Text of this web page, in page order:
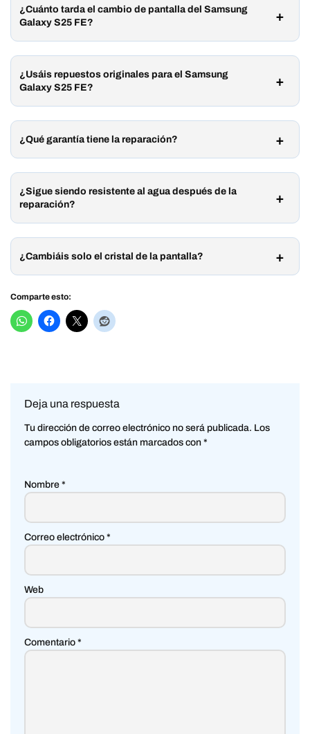
¿Cuánto tarda el cambio de pantalla del Samsung
Galaxy S25 FE?
¿Usáis repuestos originales para el Samsung
Galaxy S25 FE?
¿Qué garantía tiene la reparación?
¿Sigue siendo resistente al agua después de la
reparación?
¿Cambiáis solo el cristal de la pantalla?
Comparte esto:
Deja una respuesta
Tu dirección de correo electrónico no será publicada. Los
campos obligatorios están marcados con *
Nombre *
Correo electrónico *
Web
Comentario *